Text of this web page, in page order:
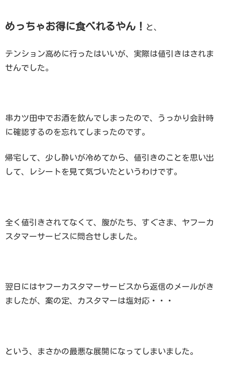
めっちゃお得に食べれるやん！ と、
テンション高めに行ったはいいが、実際は値引きはされま
せんでした。
串カツ田中でお酒を飲んでしまったので、うっかり会計時
に確認するのを忘れてしまったのです。
帰宅して、少し酔いが冷めてから、値引きのことを思い出
して、レシートを見て気づいたというわけです。
全く値引きされてなくて、腹がたち、すぐさま、ヤフーカ
スタマーサービスに問合せしました。
翌日にはヤフーカスタマーサービスから返信のメールがき
ましたが、案の定、カスタマーは塩対応・・・
という、まさかの最悪な展開になってしまいました。